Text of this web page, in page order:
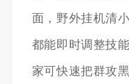
面，野外挂机清
都能即时调整技
家可快速把群攻